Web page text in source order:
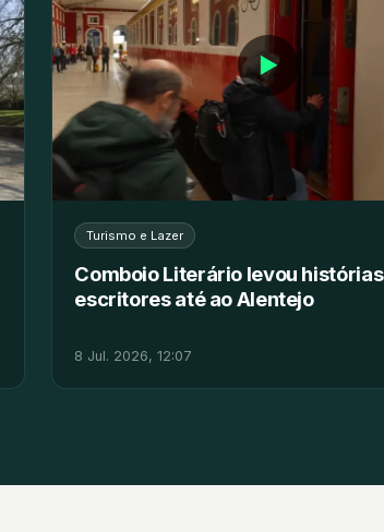
▶
Turismo e Lazer
Comboio Literário levou
escritores até ao Alentejo
8 Jul. 2026, 12:07